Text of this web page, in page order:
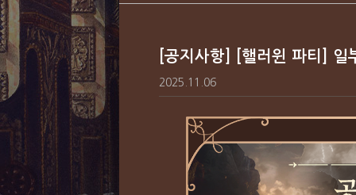
[공지사항] [핼러윈 파티] 일
2025.11.06